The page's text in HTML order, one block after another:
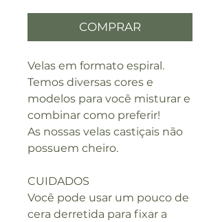
COMPRAR
Velas em formato espiral.
Temos diversas cores e
modelos para você misturar e
combinar como preferir!
As nossas velas castiçais não
possuem cheiro.
CUIDADOS
Você pode usar um pouco de
cera derretida para fixar a